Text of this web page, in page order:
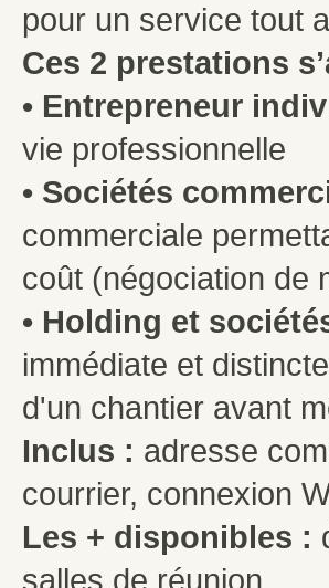
pour un service tout
Ces 2 prestations
• Entrepreneur
vie professionnelle
• Sociétés
commerciale
coût (négociation de
• Holding et
immédiate et
d'un chantier avant
Inclus : adresse
courrier, connexion
Les + disponibles :
salles de réunion,